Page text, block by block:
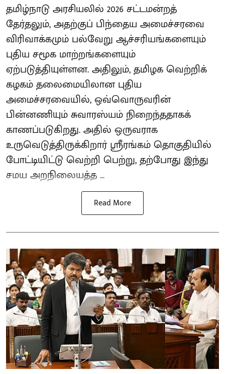
தமிழ்நாடு அரசியலில் 2026 சட்டமன்றத்
தேர்தலும், அதற்குப் பிந்தைய அமைச்சரவை
விரிவாக்கமும் பல்வேறு ஆச்சரியங்களையும்
புதிய சமூக மாற்றங்களையும்
ஏற்படுத்தியுள்ளன. அதிலும், தமிழக வெற்றிக்
கழகம் தலைமையிலான புதிய
அமைச்சரவையில், ஒவ்வொருவரின்
பின்னணியும் சுவாரஸ்யம் நிறைந்ததாகக்
காணப்படுகிறது. அதில் ஒருவராக
உருவெடுத்திருக்கிறார் ஸ்ரீரங்கம் தொகுதியில்
போட்டியிட்டு வெற்றி பெற்று, தற்போது இந்து
சமய அறநிலையத்த ...
Read More